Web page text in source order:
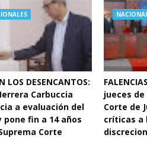
LOS DESENCANTOS:
Carbuccia
a evaluación del
pone fin a 14 años
Corte
jueces de
Corte de
críticas a